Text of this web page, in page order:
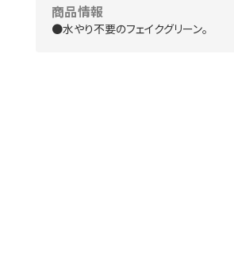
商品情報
●水やり不要のフェイクグリーン。